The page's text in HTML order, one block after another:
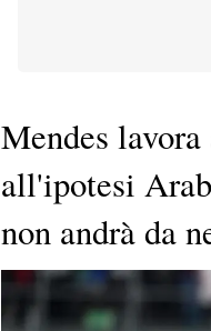
Mendes
all'ipotesi
non andrà da